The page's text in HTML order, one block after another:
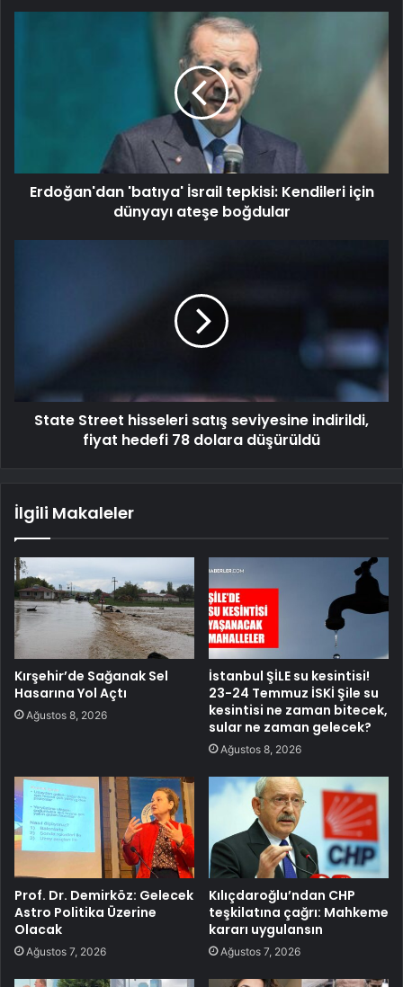
Erdoğan'dan 'batıya' İsrail tepkisi: Kendileri için
dünyayı ateşe boğdular
State Street hisseleri satış seviyesine indirildi,
fiyat hedefi 78 dolara düşürüldü
İlgili Makaleler
Kırşehir’de Sağanak Sel
Hasarına Yol Açtı
Ağustos 8, 2026
İstanbul ŞİLE su kesintisi!
23-24 Temmuz İSKİ Şile su
kesintisi ne zaman bitecek,
sular ne zaman gelecek?
Ağustos 8, 2026
Prof. Dr. Demirköz: Gelecek
Astro Politika Üzerine
Olacak
Ağustos 7, 2026
Kılıçdaroğlu’ndan CHP
teşkilatına çağrı: Mahkeme
kararı uygulansın
Ağustos 7, 2026